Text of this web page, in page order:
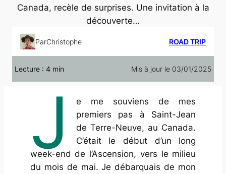
Canada, recèle de surprises. Une invitation à la
découverte…
ParChristophe ROAD TRIP
Lecture : 4 min Mis à jour le 03/01/2025
J
e me souviens de mes
premiers pas à Saint-Jean
de Terre-Neuve, au Canada.
C’était le début d’un long
week-end de l’Ascension, vers le milieu
du mois de mai. Je débarquais de mon